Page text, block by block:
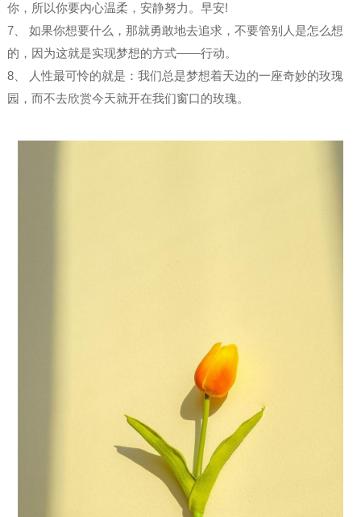
你，所以你要内心温柔，安静努力。早安!
7、 如果你想要什么，那就勇敢地去追求，不要管别人是怎么想
的，因为这就是实现梦想的方式——行动。
8、 人性最可怜的就是：我们总是梦想着天边的一座奇妙的玫瑰
园，而不去欣赏今天就开在我们窗口的玫瑰。